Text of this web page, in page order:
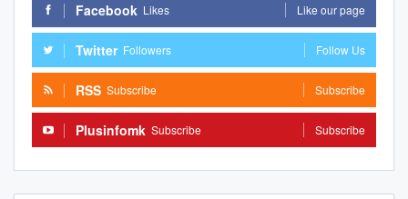
Facebook Likes Like our page
Twitter Followers Follow Us
RSS Subscribe Subscribe
Plusinfomk Subscribe Subscribe